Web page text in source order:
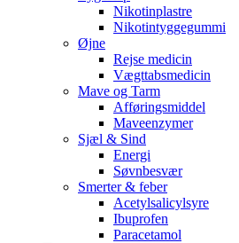
Nikotinplastre
Nikotintyggegummi
Øjne
Rejse medicin
Vægttabsmedicin
Mave og Tarm
Afføringsmiddel
Maveenzymer
Sjæl & Sind
Energi
Søvnbesvær
Smerter & feber
Acetylsalicylsyre
Ibuprofen
Paracetamol